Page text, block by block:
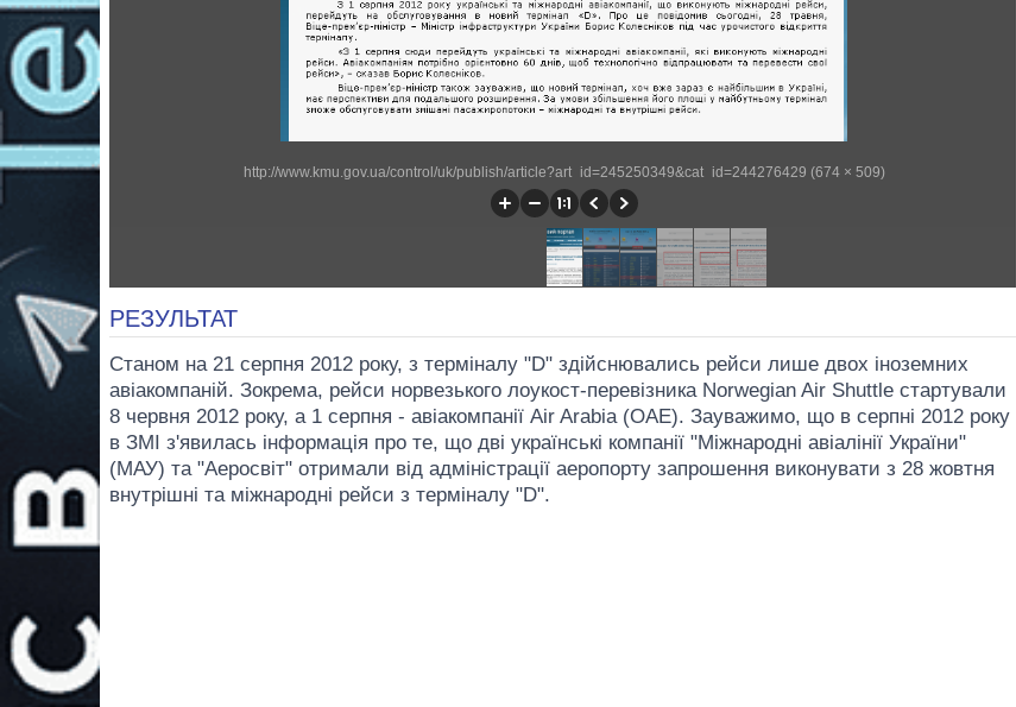
http://www.kmu.gov.ua/control/uk/publish/article?art_id=245250349&cat_id=244276429 (674 × 509)
РЕЗУЛЬТАТ
Станом на 21 серпня 2012 року, з терміналу "D" здійснювались рейси лише двох іноземних
авіакомпаній. Зокрема, рейси норвезького лоукост-перевізника Norwegian Air Shuttle стартували
8 червня 2012 року, а 1 серпня - авіакомпанії Air Arabia (ОАЕ). Зауважимо, що в серпні 2012 року
в ЗМІ з'явилась інформація про те, що дві українські компанії "Міжнародні авіалінії України"
(МАУ) та "Аеросвіт" отримали від адміністрації аеропорту запрошення виконувати з 28 жовтня
внутрішні та міжнародні рейси з терміналу "D".